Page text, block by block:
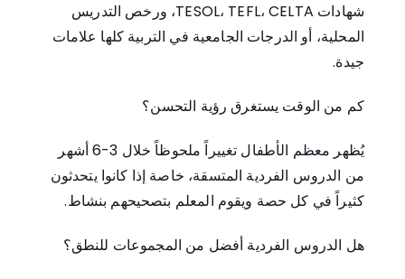
شهادات TESOL، TEFL، CELTA، ورخص التدريس
المحلية، أو الدرجات الجامعية في التربية كلها علامات
جيدة.
كم من الوقت يستغرق رؤية التحسن؟
يُظهر معظم الأطفال تغييراً ملحوظاً خلال 3-6 أشهر
من الدروس الفردية المتسقة، خاصة إذا كانوا يتحدثون
كثيراً في كل حصة ويقوم المعلم بتصحيحهم بنشاط.
هل الدروس الفردية أفضل من المجموعات للنطق؟